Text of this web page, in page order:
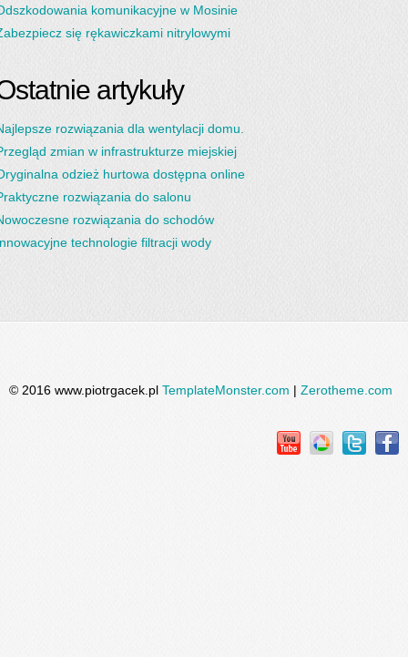
komunikacyjne w Mosinie
się rękawiczkami nitrylowymi
artykuły
rozwiązania dla wentylacji domu.
zmian w infrastrukturze miejskiej
odzież hurtowa dostępna online
rozwiązania do salonu
rozwiązania do schodów
technologie filtracji wody
© 2016 www.piotrgacek.pl TemplateMonster.com | Zerotheme.com